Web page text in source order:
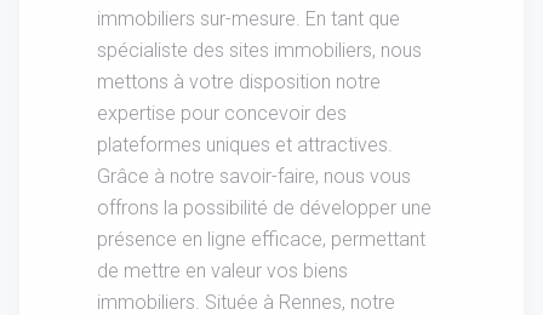
immobiliers sur-mesure. En tant que
spécialiste des sites immobiliers, nous
mettons à votre disposition notre
expertise pour concevoir des
plateformes uniques et attractives.
Grâce à notre savoir-faire, nous vous
offrons la possibilité de développer une
présence en ligne efficace, permettant
de mettre en valeur vos biens
immobiliers. Située à Rennes, notre